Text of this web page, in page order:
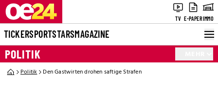
TV E-PAPERIMMO
TICKERSPORTSTARSMAGAZINE
POLITIK
Politik Den Gastwirten drohen saftige Strafen